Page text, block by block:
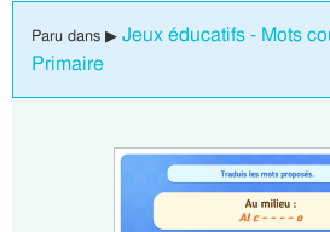
Paru dans ▶ Jeux éducatifs - Mots
Primaire